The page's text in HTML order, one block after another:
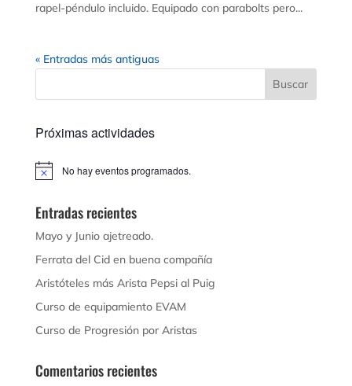
rapel-péndulo incluido. Equipado con parabolts pero...
« Entradas más antiguas
Próximas actividades
Aviso No hay eventos programados.
Entradas recientes
Mayo y Junio ajetreado.
Ferrata del Cid en buena compañía
Aristóteles más Arista Pepsi al Puig
Curso de equipamiento EVAM
Curso de Progresión por Aristas
Comentarios recientes